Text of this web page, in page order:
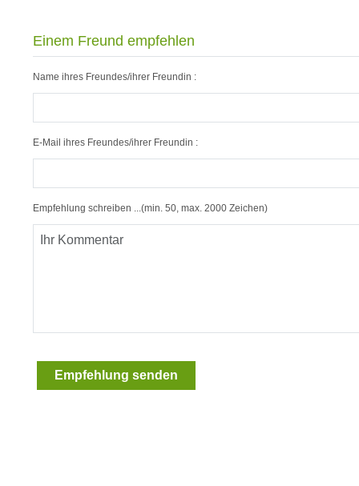
Einem Freund empfehlen
Name ihres Freundes/ihrer Freundin :
E-Mail ihres Freundes/ihrer Freundin :
Empfehlung schreiben ...(min. 50, max. 2000 Zeichen)
Empfehlung senden